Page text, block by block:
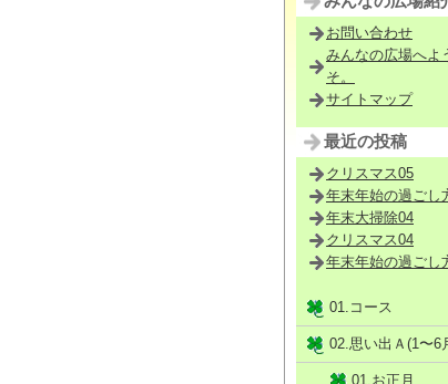
お問い合わせ
みんなの広場へよ
そ。
サイトマップ
最近の投稿
クリスマス05
年末年始の過ごし
年末大掃除04
クリスマス04
年末年始の過ごし
01.コース
02.思い出Ａ(1〜6
01.お正月